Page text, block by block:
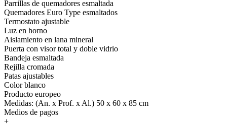
Parrillas de quemadores esmaltada
Quemadores Euro Type esmaltados
Termostato ajustable
Luz en horno
Aislamiento en lana mineral
Puerta con visor total y doble vidrio
Bandeja esmaltada
Rejilla cromada
Patas ajustables
Color blanco
Producto europeo
Medidas: (An. x Prof. x Al.) 50 x 60 x 85 cm
Medios de pagos
+